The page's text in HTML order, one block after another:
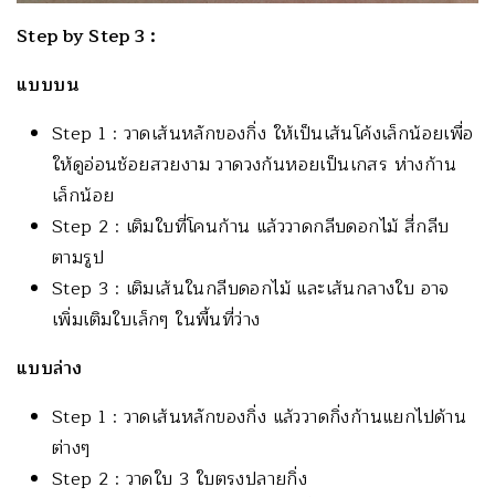
Step by Step 3 :
แบบบน
Step 1 : วาดเส้นหลักของกิ่ง ให้เป็นเส้นโค้งเล็กน้อยเพื่อ
ให้ดูอ่อนช้อยสวยงาม วาดวงก้นหอยเป็นเกสร ห่างก้าน
เล็กน้อย
Step 2 : เติมใบที่โคนก้าน แล้ววาดกลีบดอกไม้ สี่กลีบ
ตามรูป
Step 3 : เติมเส้นในกลีบดอกไม้ และเส้นกลางใบ อาจ
เพิ่มเติมใบเล็กๆ ในพื้นที่ว่าง
แบบล่าง
Step 1 : วาดเส้นหลักของกิ่ง แล้ววาดกิ่งก้านแยกไปด้าน
ต่างๆ
Step 2 : วาดใบ 3 ใบตรงปลายกิ่ง